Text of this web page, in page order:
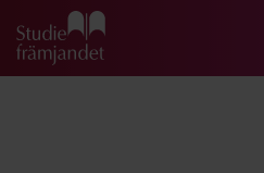
Gå till studiefrämjandets startsida